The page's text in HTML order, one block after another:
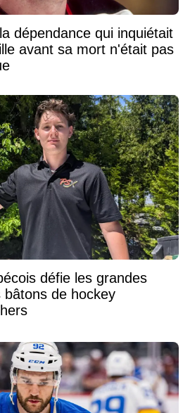
dépendance qui inquiétait
avant sa mort n'était pas
défie les grandes
de hockey